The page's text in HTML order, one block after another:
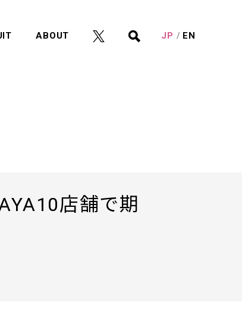
ABOUT JP EN
店舗で期